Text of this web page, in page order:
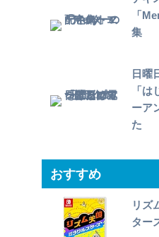
「
集
日曜
「
ーア
た
おすすめ
リズ
ター